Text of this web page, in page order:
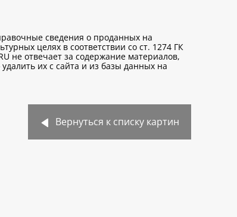
сведения о проданных на
целях в соответствии со ст. 1274 ГК
не отвечает за содержание материалов,
их с сайта и из базы данных на
Вернуться к списку картин